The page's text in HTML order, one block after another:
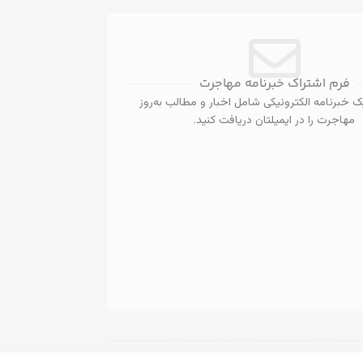
فرم اشتراک خبرنامه مهاجرت
خبرنامه الکترونیکی شامل اخبار و مطالب به‌روز
مهاجرت را در ایمیلتان دریافت کنید.